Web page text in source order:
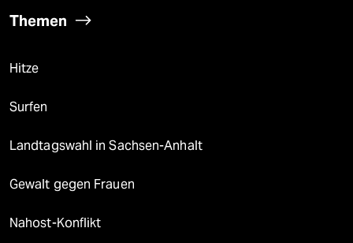
Themen
Hitze
Surfen
Landtagswahl in Sachsen-Anhalt
Gewalt gegen Frauen
Nahost-Konflikt